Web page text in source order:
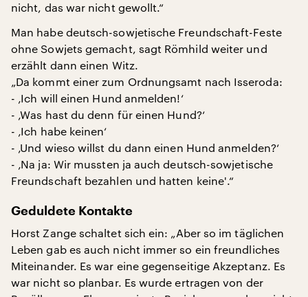
nicht, das war nicht gewollt.“
Man habe deutsch-sowjetische Freundschaft-Feste
ohne Sowjets gemacht, sagt Römhild weiter und
erzählt dann einen Witz.
„Da kommt einer zum Ordnungsamt nach Isseroda:
- ‚Ich will einen Hund anmelden!‘
- ‚Was hast du denn für einen Hund?‘
- ‚Ich habe keinen‘
- ‚Und wieso willst du dann einen Hund anmelden?‘
- ‚Na ja: Wir mussten ja auch deutsch-sowjetische
Freundschaft bezahlen und hatten keine'.“
Geduldete Kontakte
Horst Zange schaltet sich ein: „Aber so im täglichen
Leben gab es auch nicht immer so ein freundliches
Miteinander. Es war eine gegenseitige Akzeptanz. Es
war nicht so planbar. Es wurde ertragen von der